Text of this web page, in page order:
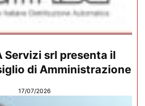
Servizi srl presenta il
di Amministrazione
17/07/2026